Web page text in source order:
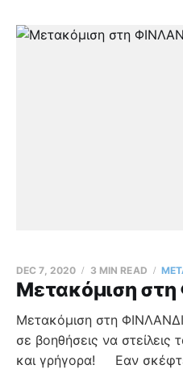
Μετακόμιση
DEC 7, 2020 3 MIN READ
Μετακόμιση στη
σε βοηθήσεις να
και γρήγορα! Εαν